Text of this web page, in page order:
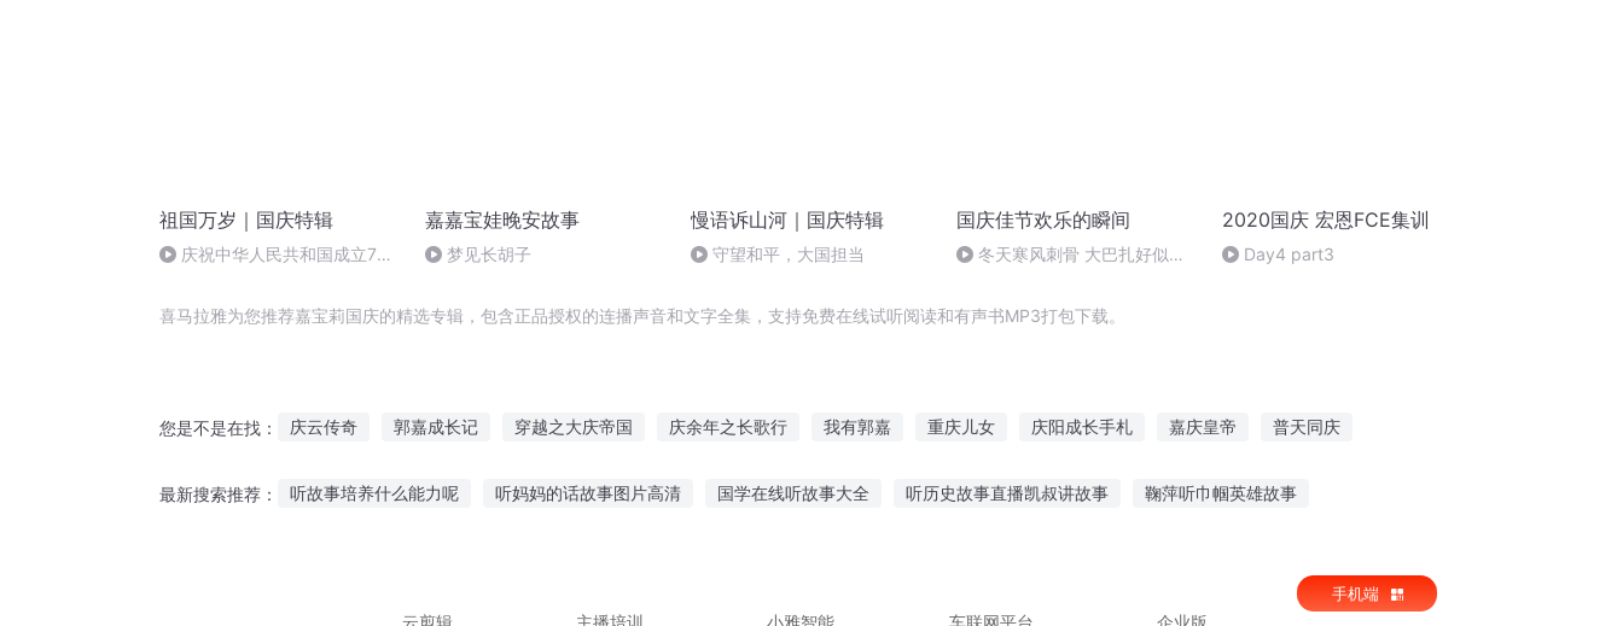
祖国万岁｜国庆特辑
庆祝中华人民共和国成立73
嘉嘉宝娃晚安故事
梦见长胡子
慢语诉山河｜国庆特辑
守望和平，大国担当
国庆佳节欢乐的瞬间
冬天寒风刺骨 大巴扎好似温
2020国庆 宏恩FCE集训
Day4 part3
喜马拉雅为您推荐嘉宝莉国庆的精选专辑，包含正品授权的连播声音和文字全集，支持免费在线试听阅读和有声书MP3打包下载。
您是不是在找： 庆云传奇 郭嘉成长记 穿越之大庆帝国 庆余年之长歌行 我有郭嘉 重庆儿女 庆阳成长手札 嘉庆皇帝 普天同庆
最新搜索推荐： 听故事培养什么能力呢 听妈妈的话故事图片高清 国学在线听故事大全 听历史故事直播凯叔讲故事 鞠萍听巾帼英雄故事
云剪辑
主播培训 小雅智能 车联网平台 企业版
手机端